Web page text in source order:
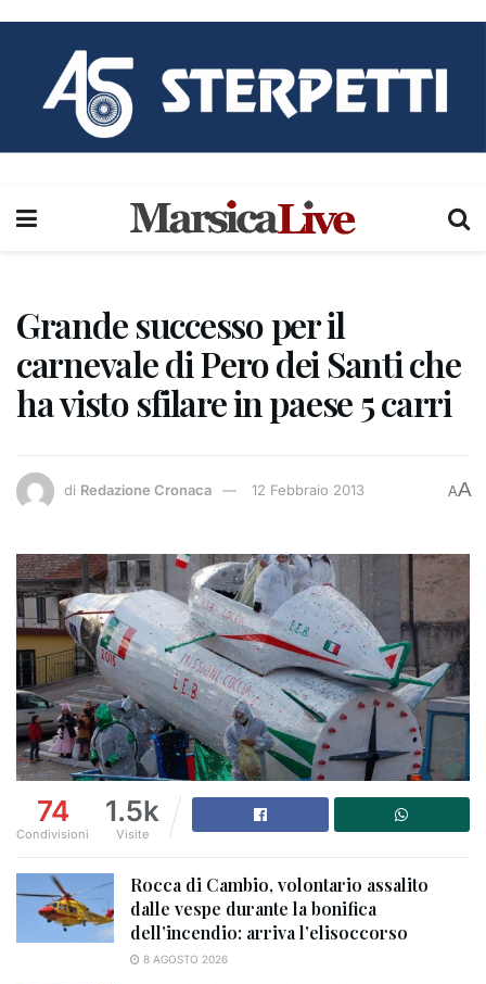
Grande successo per il
carnevale di Pero dei Santi che
ha visto sfilare in paese 5 carri
di Redazione Cronaca 12 Febbraio 2013 AA
74
Condivisioni
1.5k
Visite
Rocca di Cambio, volontario assalito
dalle vespe durante la bonifica
dell’incendio: arriva l’elisoccorso
8 AGOSTO 2026